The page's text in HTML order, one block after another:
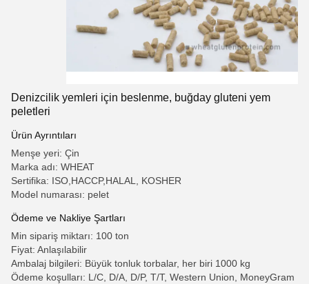
Denizcilik yemleri için beslenme, buğday gluteni yem
peletleri
Ürün Ayrıntıları
Menşe yeri: Çin
Marka adı: WHEAT
Sertifika: ISO,HACCP,HALAL, KOSHER
Model numarası: pelet
Ödeme ve Nakliye Şartları
Min sipariş miktarı: 100 ton
Fiyat: Anlaşılabilir
Ambalaj bilgileri: Büyük tonluk torbalar, her biri 1000 kg
Ödeme koşulları: L/C, D/A, D/P, T/T, Western Union, MoneyGram